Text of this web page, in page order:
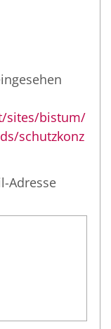
sites/bistum/
schutzkonz
Adresse